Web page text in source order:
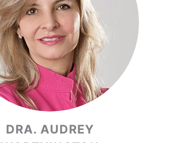
DRA. AUDREY